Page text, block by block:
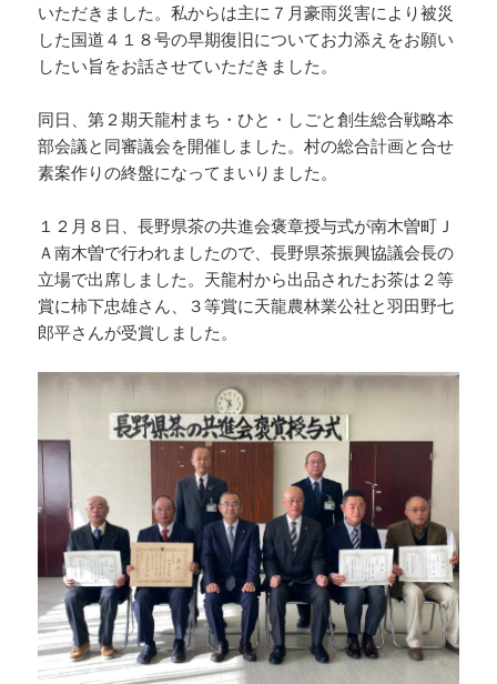
いただきました。私からは主に７月豪雨災害により被災
した国道４１８号の早期復旧についてお力添えをお願い
したい旨をお話させていただきました。
同日、第２期天龍村まち・ひと・しごと創生総合戦略本
部会議と同審議会を開催しました。村の総合計画と合せ
素案作りの終盤になってまいりました。
１２月８日、長野県茶の共進会褒章授与式が南木曽町Ｊ
Ａ南木曽で行われましたので、長野県茶振興協議会長の
立場で出席しました。天龍村から出品されたお茶は２等
賞に柿下忠雄さん、３等賞に天龍農林業公社と羽田野七
郎平さんが受賞しました。